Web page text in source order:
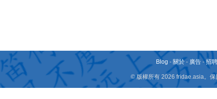
Blog - 關於 - 廣告 -招
© 版權所有 2026 fridae.asia。